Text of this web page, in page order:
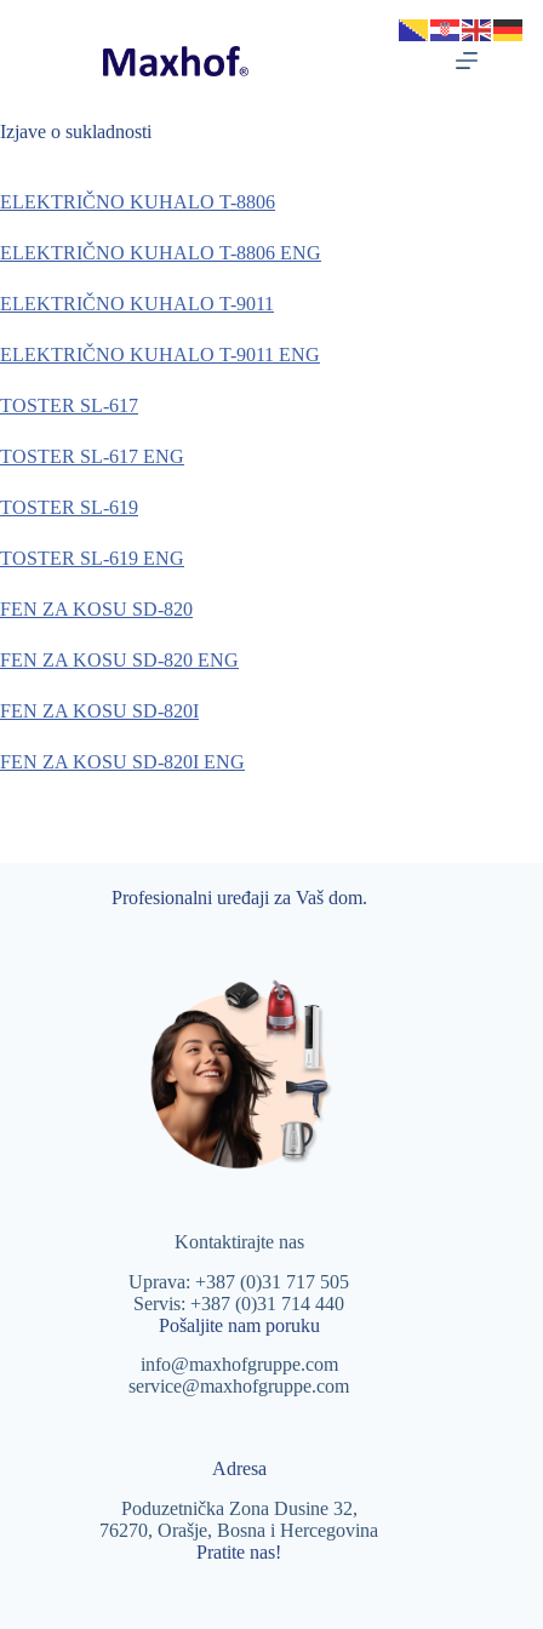
Izjave o sukladnosti
ELEKTRIČNO KUHALO T-8806
ELEKTRIČNO KUHALO T-8806 ENG
ELEKTRIČNO KUHALO T-9011
ELEKTRIČNO KUHALO T-9011 ENG
TOSTER SL-617
TOSTER SL-617 ENG
TOSTER SL-619
TOSTER SL-619 ENG
FEN ZA KOSU SD-820
FEN ZA KOSU SD-820 ENG
FEN ZA KOSU SD-820I
FEN ZA KOSU SD-820I ENG
Profesionalni uređaji za Vaš dom.
Kontaktirajte nas
Uprava: +387 (0)31 717 505
Servis: +387 (0)31 714 440
Pošaljite nam poruku
info@maxhofgruppe.com
service@maxhofgruppe.com
Adresa
Poduzetnička Zona Dusine 32,
76270, Orašje, Bosna i Hercegovina
Pratite nas!